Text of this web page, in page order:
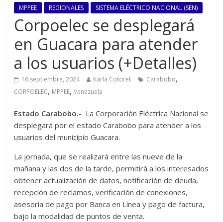
MPPEE REGIONALES SISTEMA ELÉCTRICO NACIONAL (SEN)
Corpoelec se desplegará
en Guacara para atender
a los usuarios (+Detalles)
16 septiembre, 2024 Karla Cotoret Carabobo,
CORPOELEC, MPPEE,Venezuela
Estado Carabobo.- La Corporación Eléctrica Nacional se
desplegará por el estado Carabobo para atender a los
usuarios del municipio Guacara.
La jornada, que se realizará entre las nueve de la
mañana y las dos de la tarde, permitirá a los interesados
obtener actualización de datos, notificación de deuda,
recepción de reclamos, verificación de conexiones,
asesoría de pago por Banca en Línea y pago de factura,
bajo la modalidad de puntos de venta.